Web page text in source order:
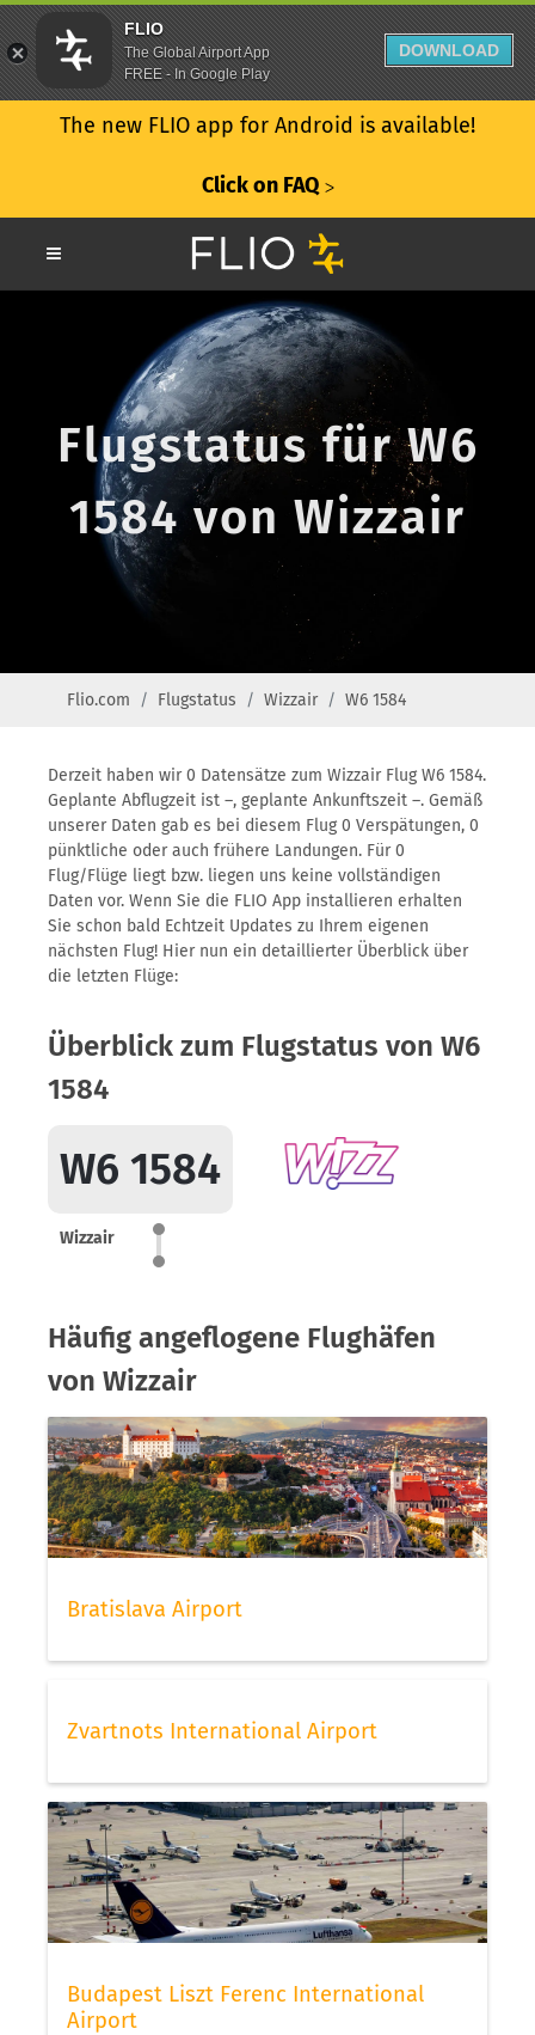
The new FLIO app for Android is available!
Click on FAQ ᐳ
Flugstatus für W6
1584 von Wizzair
Flio.com Flugstatus Wizzair W6 1584
Derzeit haben wir 0 Datensätze zum Wizzair Flug W6 1584.
Geplante Abflugzeit ist –, geplante Ankunftszeit –. Gemäß
unserer Daten gab es bei diesem Flug 0 Verspätungen, 0
pünktliche oder auch frühere Landungen. Für 0
Flug/Flüge liegt bzw. liegen uns keine vollständigen
Daten vor. Wenn Sie die FLIO App installieren erhalten
Sie schon bald Echtzeit Updates zu Ihrem eigenen
nächsten Flug! Hier nun ein detaillierter Überblick über
die letzten Flüge:
Überblick zum Flugstatus von W6
1584
W6 1584
Wizzair
Häufig angeflogene Flughäfen
von Wizzair
Bratislava Airport
Zvartnots International Airport
Budapest Liszt Ferenc International
Airport
FLIO
The Global Airport App
FREE - In Google Play
DOWNLOAD